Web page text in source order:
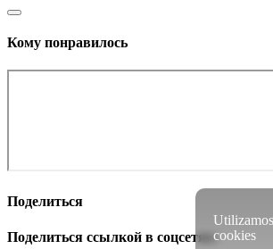
Кому понравилось
Поделиться
Поделиться ссылкой в соцсетях:
Utilizamos
cookies